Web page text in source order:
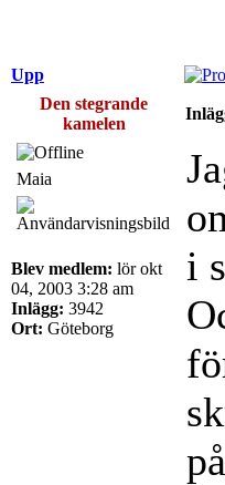
Upp
Den stegrande
kamelen
Maia
Blev medlem: lör okt
04, 2003 3:28 am
Inlägg: 3942
Ort: Göteborg
i